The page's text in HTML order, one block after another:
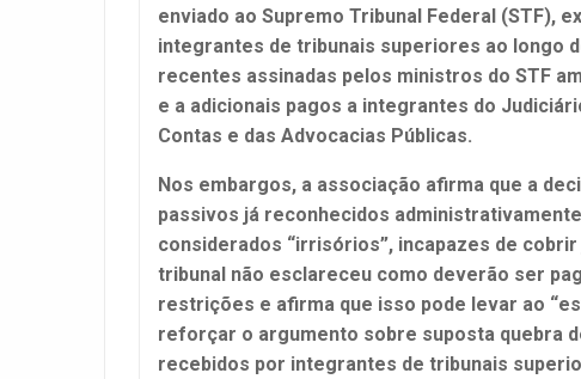
enviado ao Supremo Tribunal Federal (STF),
integrantes de tribunais superiores ao longo
recentes assinadas pelos ministros do STF
e a adicionais pagos a integrantes do
Contas e das Advocacias Públicas.
Nos embargos, a associação afirma que a
passivos já reconhecidos
considerados “irrisórios”, incapazes de
tribunal não esclareceu como deverão ser
restrições e afirma que isso pode levar ao
reforçar o argumento sobre suposta quebra
recebidos por integrantes de tribunais